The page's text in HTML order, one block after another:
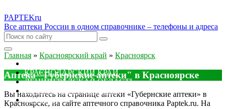
PAPTEKru
Все аптеки России в одном справочнике – телефоны и адреса
КРАСНОДАРСКИЙ КРАЙ
ЛЕНИНГРАДСКАЯ ОБЛАСТЬ
ДРУГИЕ
Главная » Красноярский край » Красноярск
Аптека "Губернские аптеки" в Красноярске
Вы находитесь на странице аптеки «Губернские аптеки» в
Красноярске, на сайте аптечного справочника Paptek.ru. На